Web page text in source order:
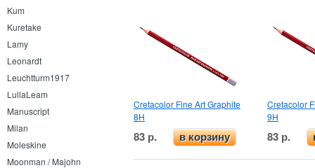
Kum
Kuretake
Lamy
Leonardt
Leuchtturm1917
LullaLeam
Manuscript
Milan
Moleskine
Moonman / Majohn
Cretacolor Fine Art Graphite
8H
83 р. в корзину
Cretacolor
9H
83 р.